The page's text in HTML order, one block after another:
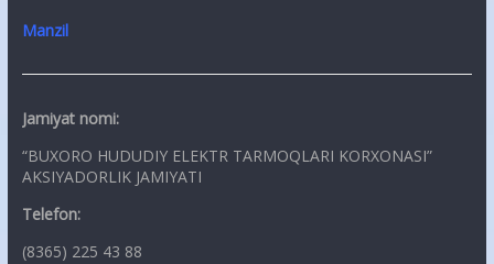
Manzil
Jamiyat nomi:
“BUXORO HUDUDIY ELEKTR TARMOQLARI KORXONASI”
AKSIYADORLIK JAMIYATI
Telefon:
(8365) 225 43 88